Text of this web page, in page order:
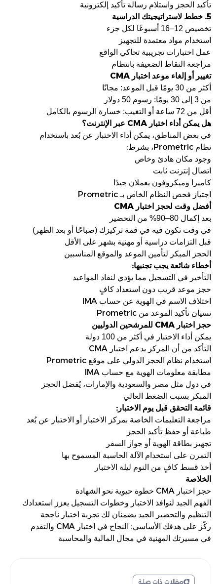
تأكيد الحجز واستلام رسالة تأكيد إلكترونية
5. خطط لاستراتيجيتك الدراسية
تخصيص 12–16 أسبوعًا لكل جزء
استخدام مواد معتمدة للتجهيز
عمل اختبارات تجريبية تحاكي الواقع
مراجعة النقاط الضعيفة بانتظام
تغيير أو إلغاء موعد اختبار
أكثر من 30 يومًا قبل الموعد: مجانًا
من 3 إلى 30 يومًا: رسوم 50 دولار
أقل من 72 ساعة أو التغيب: خسارة الرسوم بالكامل
هل يمكن أداء اختبار
عبر الإنترنت؟
في بعض المناطق، يمكن أداء الاختبار عن بُعد باستخدام
نظام
، بشرط:
وجود مكان هادئ وخاص
اتصال إنترنت ثابت
كاميرا وميكروفون يعملان جيدًا
اجتياز فحص النظام الخاص بـPrometric
أفضل وقت لحجز اختبار
بعد إكمال 80–90% من التحضير
في وقت تكون فيه في قمة تركيزك (صباحًا أو بعد الظهر)
قبل التزامات دراسية أو مهنية بشهر على الأقل
الحجز المبكر لتأمين الموعد والموقع المناسبين
أخطاء شائعة يجب تجنبها:
التأخير في التسجيل مما يؤدي لنفاد المواعيد
حجز موعد قريب دون استعداد كافٍ
اختلاف الاسم في الهوية عن حساب
نسيان تأكيد الموعد من
حجز اختبار
للمرشحين الدوليين
يمكن أداء الاختبار في أكثر من 100 دولة
التأكد من أن المركز يدعم اختبار
استخدام نظام الحجز الدولي على موقع
مطابقة معلومات الهوية مع حساب
في دول مثل مصر والسعودية والإمارات، يُفضل الحجز
المبكر بسبب الضغط العالي
قائمة التحقق قبل يوم الاختبار :
مراجعة التعليمات الخاصة بمركز الاختبار أو الاختبار عن بُعد
طباعة أو حفظ تأكيد الحجز
تجهيز بطاقة الهوية أو جواز السفر
التمرن على استخدام الآلة الحاسبة المسموح بها
أخذ قسط كافٍ من النوم ليلة الاختبار
الخلاصة
حجز اختبار
خطوة حيوية نحو الشهادة
الفهم الجيد لنوافذ الاختبار وخطوات التسجيل يعزز استعدادك
التنظيم والتحضير الجيد يضمنان لك تجربة اختبار ناجحة
ركّز على هدفك الأساسي: النجاح في اختبار
والتقدم
في مسيرتك المهنية في مجال المالية والمحاسبة
مقالات ذات صلة